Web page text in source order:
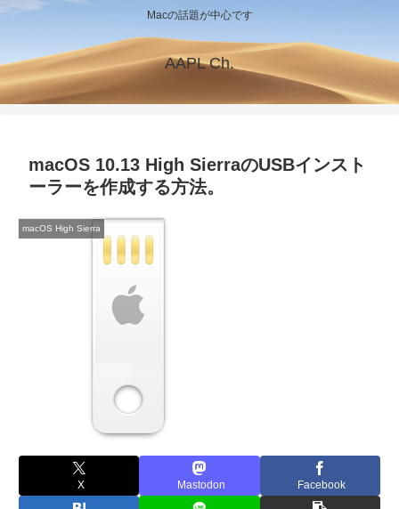
Macの話題が中心です
AAPL Ch.
macOS 10.13 High SierraのUSBインスト
ーラーを作成する方法。
macOS High Sierra
X Mastodon Facebook